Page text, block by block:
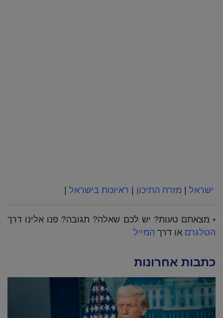
ישראל | מזרח התיכון | ראיונות בישראל |
• מצאתם טעות? יש לכם שאלה? תגובה? פנו אלינו דרך
הטלגרם או דרך המייל
כתבות אחרונות